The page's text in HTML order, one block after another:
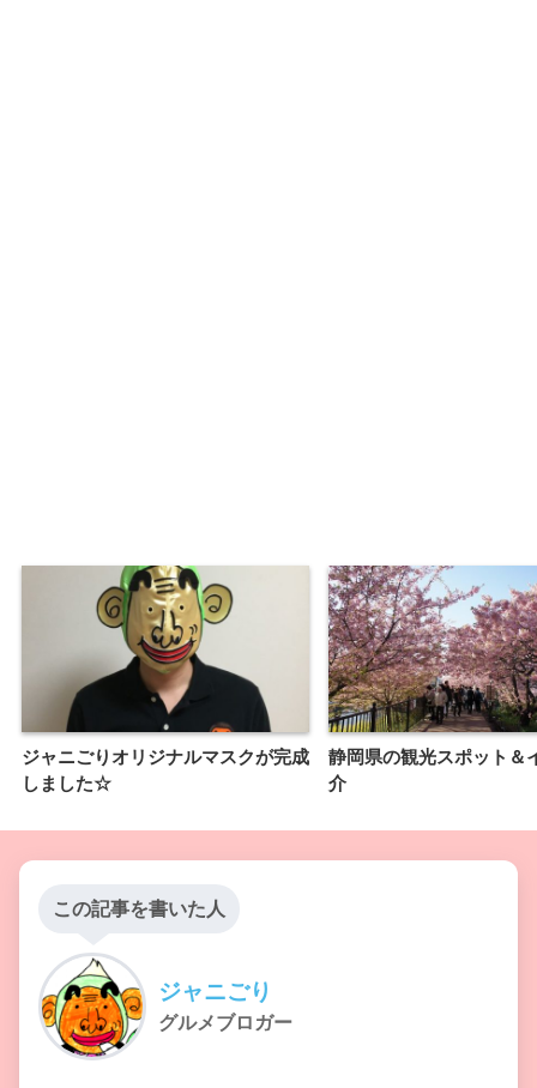
ジャニごりオリジナルマスクが完成
しました☆
静岡県の観光スポット＆
介
この記事を書いた人
ジャニごり
グルメブロガー